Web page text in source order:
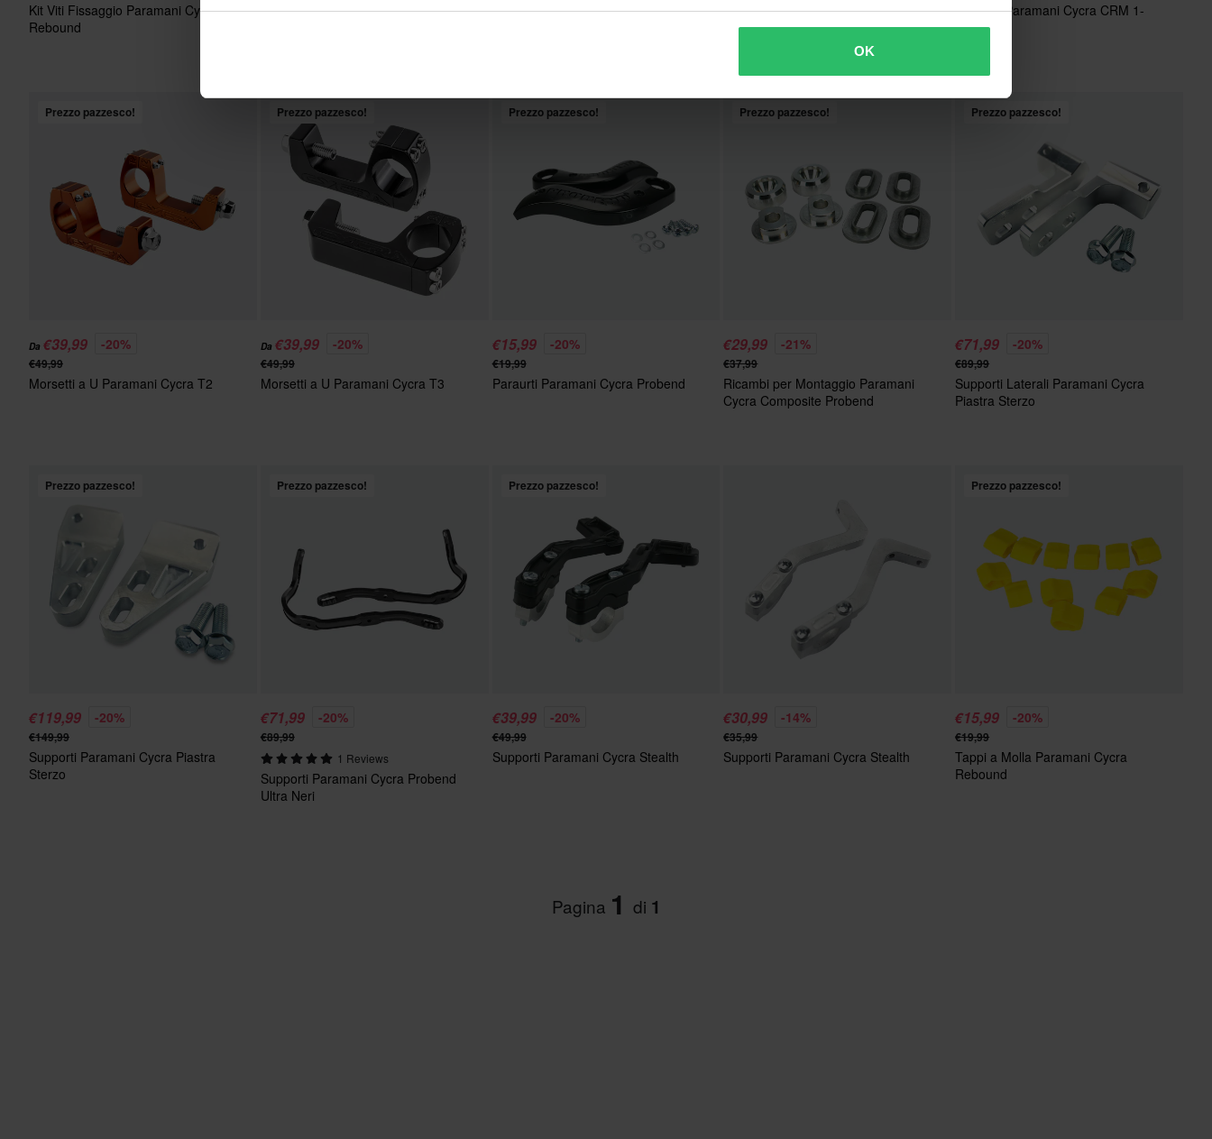
OK
Kit Viti Fissaggio Paramani Cycra
Rebound
Kit Viti Paramani Cycra CRM Ultra
Kit Viti Paramani Cycra Series One
Kit Viti Paramano Cycra Probend
Ultra
Morsetti Paramani Cycra CRM 1-
1,8”
Prezzo pazzesco!
Da €39,99 -20%
€49,99
Morsetti a U Paramani Cycra T2
Prezzo pazzesco!
Da €39,99 -20%
€49,99
Morsetti a U Paramani Cycra T3
Prezzo pazzesco!
€15,99 -20%
€19,99
Paraurti Paramani Cycra Probend
Prezzo pazzesco!
€29,99 -21%
€37,99
Ricambi per Montaggio Paramani
Cycra Composite Probend
Prezzo pazzesco!
€71,99 -20%
€89,99
Supporti Laterali Paramani Cycra
Piastra Sterzo
Prezzo pazzesco!
€119,99 -20%
€149,99
Supporti Paramani Cycra Piastra
Sterzo
Prezzo pazzesco!
€71,99 -20%
€89,99
1 Reviews
Supporti Paramani Cycra Probend
Ultra Neri
Prezzo pazzesco!
€39,99 -20%
€49,99
Supporti Paramani Cycra Stealth
€30,99 -14%
€35,99
Supporti Paramani Cycra Stealth
Prezzo pazzesco!
€15,99 -20%
€19,99
Tappi a Molla Paramani Cycra
Rebound
Pagina 1 di 1